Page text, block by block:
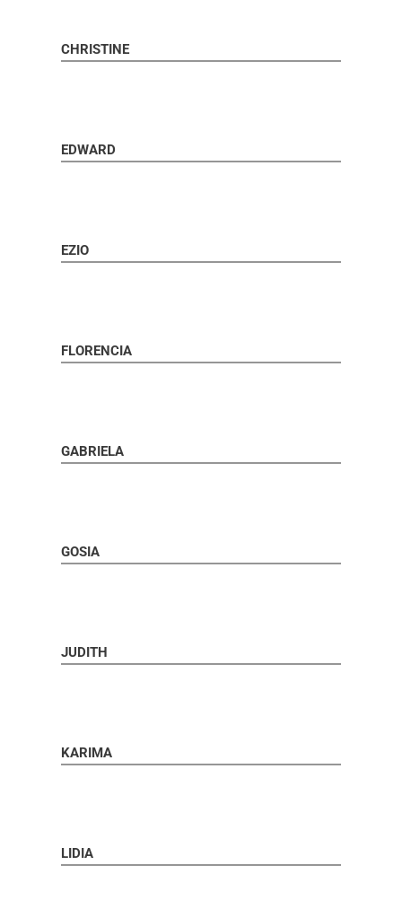
CHRISTINE
EDWARD
EZIO
FLORENCIA
GABRIELA
GOSIA
JUDITH
KARIMA
LIDIA